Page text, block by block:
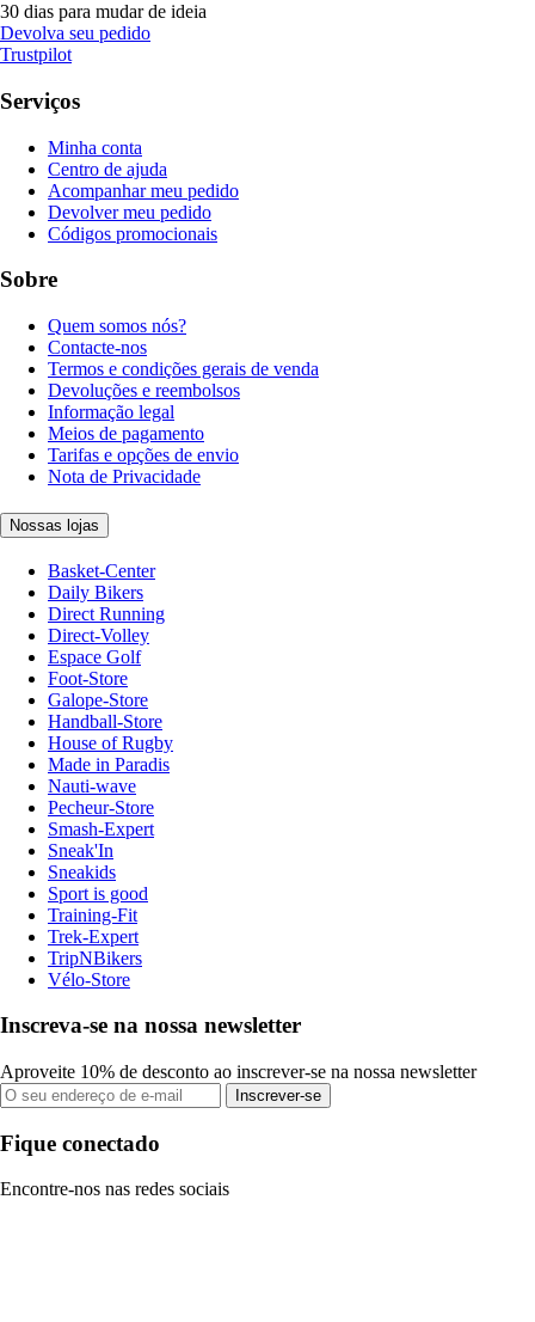
30 dias para mudar de ideia
Devolva seu pedido
Trustpilot
Serviços
Minha conta
Centro de ajuda
Acompanhar meu pedido
Devolver meu pedido
Códigos promocionais
Sobre
Quem somos nós?
Contacte-nos
Termos e condições gerais de venda
Devoluções e reembolsos
Informação legal
Meios de pagamento
Tarifas e opções de envio
Nota de Privacidade
Nossas lojas
Basket-Center
Daily Bikers
Direct Running
Direct-Volley
Espace Golf
Foot-Store
Galope-Store
Handball-Store
House of Rugby
Made in Paradis
Nauti-wave
Pecheur-Store
Smash-Expert
Sneak'In
Sneakids
Sport is good
Training-Fit
Trek-Expert
TripNBikers
Vélo-Store
Inscreva-se na nossa newsletter
Aproveite 10% de desconto ao inscrever-se na nossa newsletter
Inscrever-se
Fique conectado
Encontre-nos nas redes sociais